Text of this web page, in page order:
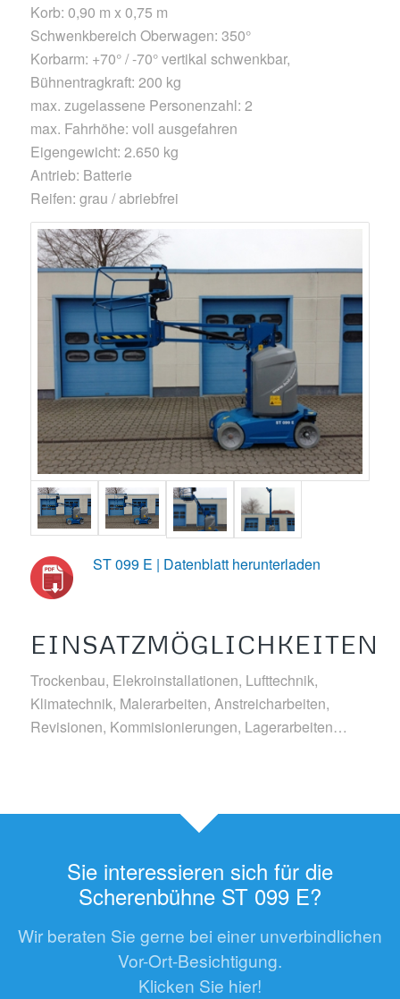
Korb: 0,90 m x 0,75 m
Schwenkbereich Oberwagen: 350°
Korbarm: +70° / -70° vertikal schwenkbar,
Bühnentragkraft: 200 kg
max. zugelassene Personenzahl: 2
max. Fahrhöhe: voll ausgefahren
Eigengewicht: 2.650 kg
Antrieb: Batterie
Reifen: grau / abriebfrei
ST 099 E | Datenblatt herunterladen
EINSATZMÖGLICHKEITEN
Trockenbau, Elekroinstallationen, Lufttechnik,
Klimatechnik, Malerarbeiten, Anstreicharbeiten,
Revisionen, Kommisionierungen, Lagerarbeiten…
Sie interessieren sich für die
Scherenbühne ST 099 E?
Wir beraten Sie gerne bei einer unverbindlichen
Vor-Ort-Besichtigung.
Klicken Sie hier!